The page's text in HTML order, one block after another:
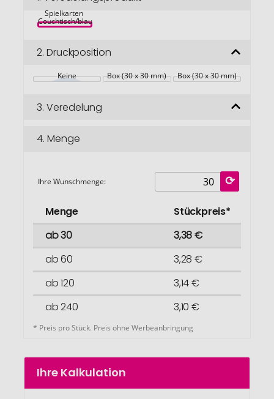
Spielkarten
Couchtisch/blau
2. Druckposition
Keine Box (30 x 30 mm) Box (30 x 30 mm)
3. Veredelung
4. Menge
Ihre Wunschmenge:
Menge
Stückpreis*
ab 30
3,38 €
ab 60
3,28 €
ab 120
3,14 €
ab 240
3,10 €
* Preis pro Stück. Preis ohne Werbeanbringung
Ihre Kalkulation